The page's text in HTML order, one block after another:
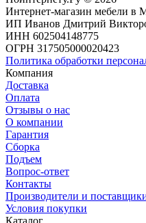
Интернет-магазин мебели в
ИП Иванов Дмитрий
ИНН 602504148775
ОГРН 317505000020423
Политика обработки
Компания
Доставка
Оплата
Отзывы о нас
О компании
Гарантия
Сборка
Подъем
Вопрос-ответ
Контакты
Производители и
Условия покупки
Каталог